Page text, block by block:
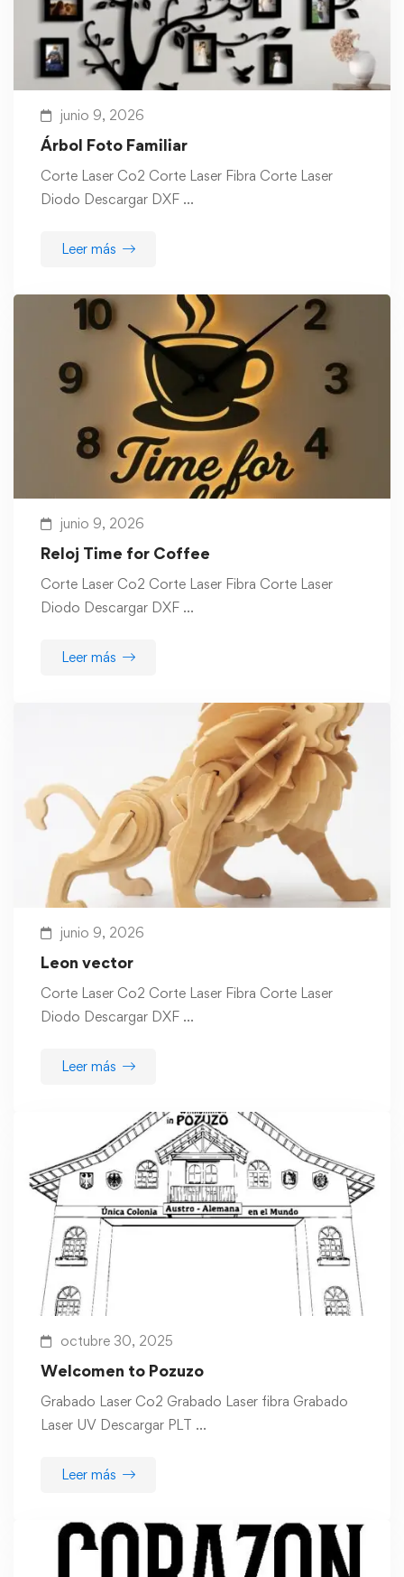
junio 9, 2026
Árbol Foto Familiar
Corte Laser Co2 Corte Laser Fibra Corte Laser
Diodo Descargar DXF …
Leer más
junio 9, 2026
Reloj Time for Coffee
Corte Laser Co2 Corte Laser Fibra Corte Laser
Diodo Descargar DXF …
Leer más
junio 9, 2026
Leon vector
Corte Laser Co2 Corte Laser Fibra Corte Laser
Diodo Descargar DXF …
Leer más
octubre 30, 2025
Welcomen to Pozuzo
Grabado Laser Co2 Grabado Laser fibra Grabado
Laser UV Descargar PLT …
Leer más